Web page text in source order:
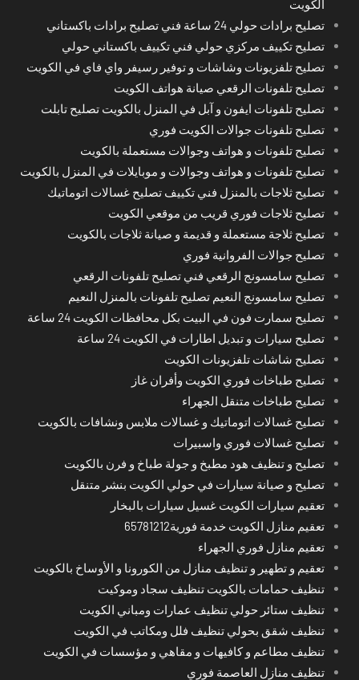
الكويت
تصليح برادات حولي 24 ساعة فني تصليح برادات باكستاني
تصليح تكييف مركزي حولي فني تكييف باكستاني حولي
تصليح تلفزيونات وشاشات و توفير رسيفر واي فاي في الكويت
تصليح تلفونات الرقعي صيانة هواتف الكويت
تصليح تلفونات ايفون و آبل في المنزل بالكويت تصليح تابلت
تصليح تلفونات جوالات الكويت فوري
تصليح تلفونات و هواتف وجوالات مستعملة بالكويت
تصليح تلفونات و هواتف وجوالات و موبايلات في المنزل بالكويت
تصليح ثلاجات بالمنزل فني تكييف تصليح غسالات اتوماتيك
تصليح ثلاجات فوري قريب من موقعي الكويت
تصليح ثلاجة مستعملة و قديمة و صيانة ثلاجات بالكويت
تصليح جوالات الفروانية فوري
تصليح سامسونج الرقعي فني تصليح تلفونات الرقعي
تصليح سامسونج النعيم تصليح تلفونات بالمنزل النعيم
تصليح سمارت فون في البيت بكل محافظات الكويت 24 ساعة
تصليح سيارات و تبديل اطارات في الكويت 24 ساعة
تصليح شاشات تلفزيونات الكويت
تصليح طباخات فوري الكويت وأفران غاز
تصليح طباخات متنقل الجهراء
تصليح غسالات اتوماتيك و غسالات ملابس ونشافات بالكويت
تصليح غسالات فوري واسبيرات
تصليح و تنظيف هود مطبخ و جولة طباخ و فرن بالكويت
تصليح و صيانة سيارات في حولي الكويت بنشر متنقل
تعقيم سيارات الكويت غسيل سيارات بالبخار
تعقيم منازل الكويت خدمة فورية65781212
تعقيم منازل فوري الجهراء
تعقيم و تطهير و تنظيف منازل من الكورونا و الأوساخ بالكويت
تنظيف حمامات بالكويت تنظيف سجاد وموكيت
تنظيف ستائر حولي تنظيف عمارات ومباني الكويت
تنظيف شقق بحولي تنظيف فلل ومكاتب في الكويت
تنظيف مطاعم و كافيهات و مقاهي و مؤسسات في الكويت
تنظيف منازل العاصمة فوري